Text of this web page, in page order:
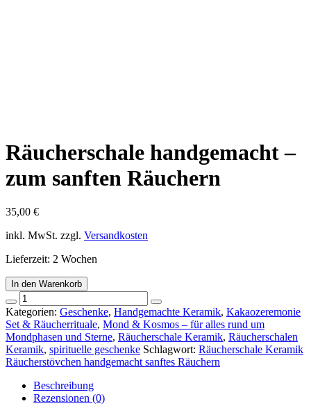
Räucherschale handgemacht –
zum sanften Räuchern
35,00 €
inkl. MwSt. zzgl. Versandkosten
Lieferzeit: 2 Wochen
In den Warenkorb
Räucherschale
handgemacht
-
zum
sanften
Räuchern
Kategorien: Geschenke, Handgemachte Keramik, Kakaozeremonie
Set & Räucherrituale, Mond & Kosmos – für alles rund um
Mondphasen und Sterne, Räucherschale Keramik, Räucherschalen
Keramik, spirituelle geschenke Schlagwort: Räucherschale Keramik
Räucherstövchen handgemacht sanftes Räuchern
Beschreibung
Rezensionen (0)